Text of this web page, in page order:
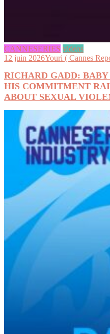
CANNESERIES videos
12 juin 2026Youri ( Cannes
RICHARD GADD:
HIS COMMITMENT
ABOUT SEXUAL